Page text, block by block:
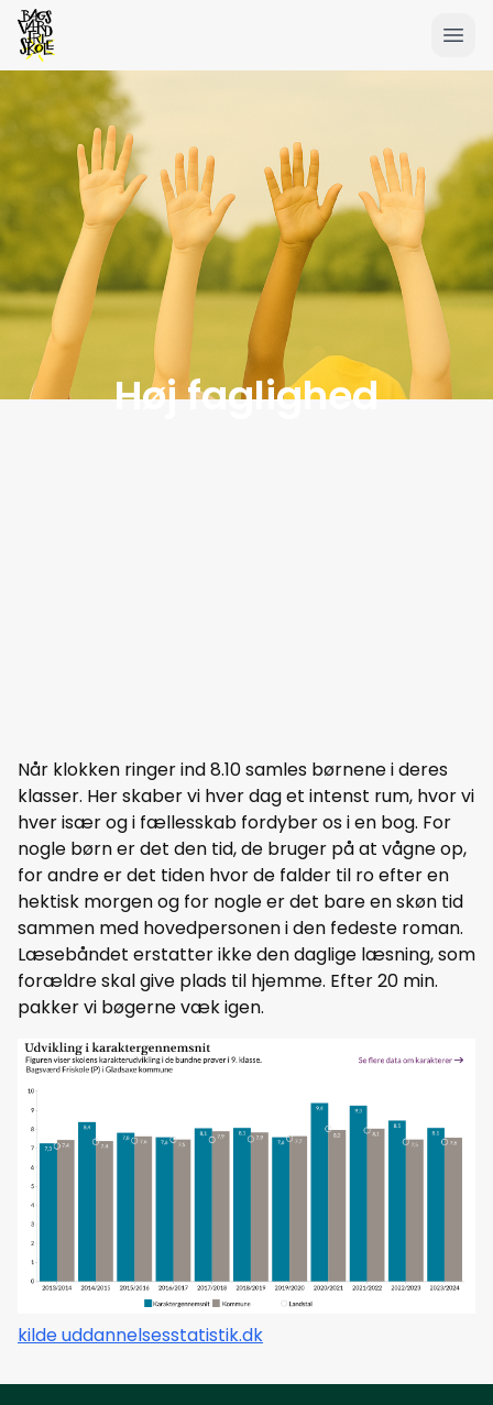
Høj faglighed
Når klokken ringer ind 8.10 samles børnene i deres
klasser. Her skaber vi hver dag et intenst rum, hvor vi
hver især og i fællesskab fordyber os i en bog. For
nogle børn er det den tid, de bruger på at vågne op,
for andre er det tiden hvor de falder til ro efter en
hektisk morgen og for nogle er det bare en skøn tid
sammen med hovedpersonen i den fedeste roman.
Læsebåndet erstatter ikke den daglige læsning, som
forældre skal give plads til hjemme. Efter 20 min.
pakker vi bøgerne væk igen.
kilde uddannelsesstatistik.dk